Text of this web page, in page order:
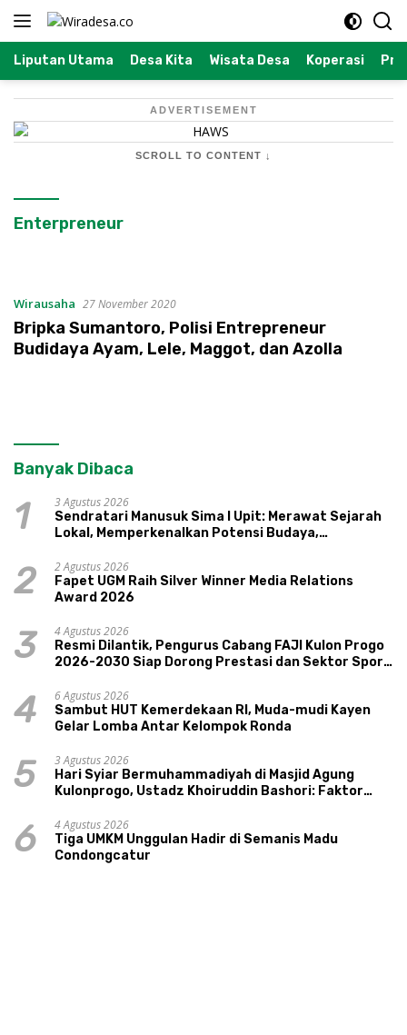
Langsung
Liputan Utama Desa Kita Wisata Desa Koperasi
ADVERTISEMENT
SCROLL TO CONTENT ↓
Enterpreneur
Wirausaha 27 November 2020
Bripka Sumantoro, Polisi Entrepreneur
Budidaya Ayam, Lele, Maggot, dan Azolla
Banyak Dibaca
1
3 Agustus 2026
Sendratari Manusuk Sima I Upit: Merawat Sejarah
Lokal, Memperkenalkan Potensi Budaya,
2
2 Agustus 2026
Fapet UGM Raih Silver Winner Media Relations
Award 2026
3
4 Agustus 2026
Resmi Dilantik, Pengurus Cabang FAJI Kulon Progo
2026-2030 Siap Dorong Prestasi dan Sektor Sport
4
6 Agustus 2026
Sambut HUT Kemerdekaan RI, Muda-mudi Kayen
Gelar Lomba Antar Kelompok Ronda
5
3 Agustus 2026
Hari Syiar Bermuhammadiyah di Masjid Agung
Kulonprogo, Ustadz Khoiruddin Bashori: Faktor
6
4 Agustus 2026
Tiga UMKM Unggulan Hadir di Semanis Madu
Condongcatur